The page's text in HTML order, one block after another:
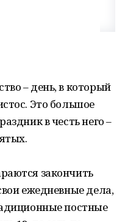
– день, в который
Это большое
в честь него –
закончить
ежедневные дела,
постные